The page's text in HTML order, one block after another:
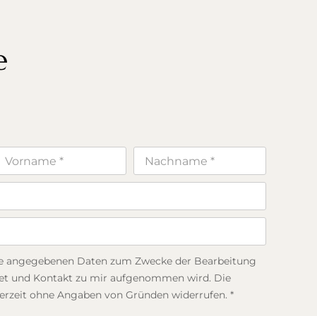
angegebenen Daten zum Zwecke der Bearbeitung
und Kontakt zu mir aufgenommen wird. Die
ohne Angaben von Gründen widerrufen. *